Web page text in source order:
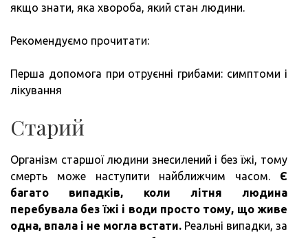
якщо знати, яка хвороба, який стан людини.
Рекомендуємо прочитати:
Перша допомога при отруєнні грибами: симптоми і
лікування
Старий
Організм старшої людини знесилений і без їжі, тому
смерть може наступити найближчим часом. Є
багато випадків, коли літня людина
перебувала без їжі і води просто тому, що живе
одна, впала і не могла встати. Реальні випадки, за